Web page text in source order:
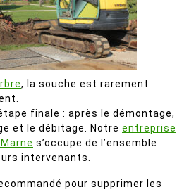
, la souche est rarement
finale : après le démontage,
et le débitage. Notre entreprise
s’occupe de l’ensemble
intervenants.
pour supprimer les